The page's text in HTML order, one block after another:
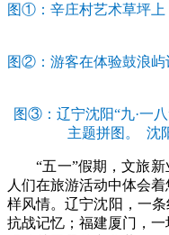
图①：辛庄村艺术草坪上
图②：游客在体验鼓浪
图③：辽宁沈阳“九·一
主题拼图。 沈
“五一”假期，文旅新
人们在旅游活动中体会
样风情。辽宁沈阳，一
抗战记忆；福建厦门，